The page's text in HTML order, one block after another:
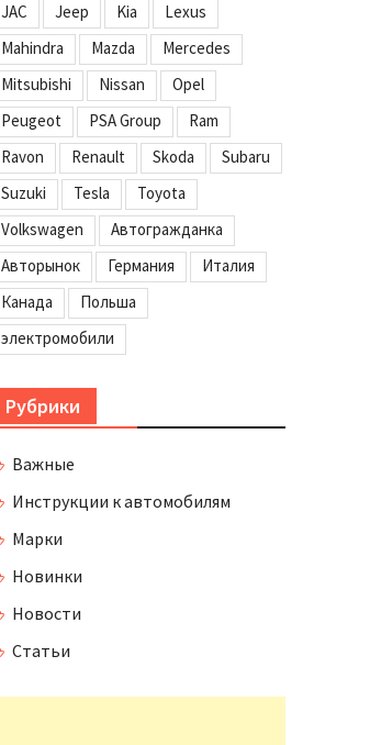
JAC
Jeep Kia
Lexus
Mahindra
Mazda
Mercedes
Mitsubishi
Nissan
Opel
Peugeot
PSA Group
Ram
Ravon
Renault Skoda
Subaru
Suzuki
Tesla
Toyota
Volkswagen
Автогражданка
Авторынок
Германия
Италия
Канада
Польша
электромобили
Рубрики
Важные
Инструкции к автомобилям
Марки
Новинки
Новости
Статьи